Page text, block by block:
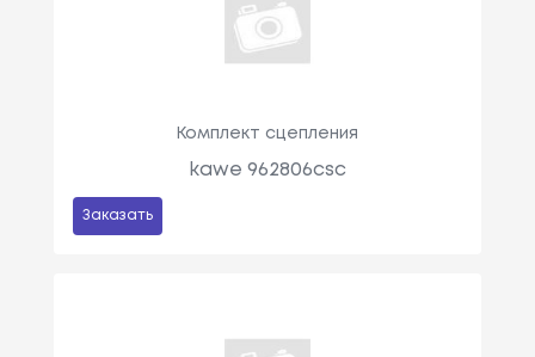
Комплект сцепления
kawe 962806csc
Заказать